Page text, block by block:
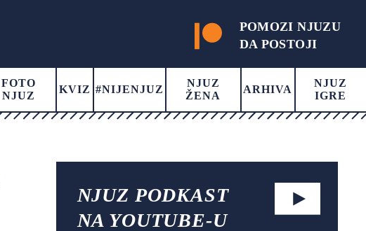
POMOZI NJUZU
DA POSTOJI
FOTO
NJUZ
KVIZ #NIJENJUZ
NJUZ
ŽENA
ARHIVA
NJUZ
IGRE
NJUZ PODKAST
NA YOUTUBE-U